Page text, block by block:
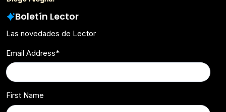
Boletín Lector
Las novedades de Lector
Email Address*
First Name